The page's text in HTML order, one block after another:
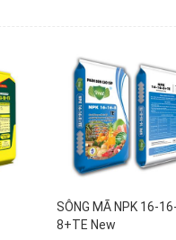
SÔNG MÃ NPK 16-16-
8+TE New